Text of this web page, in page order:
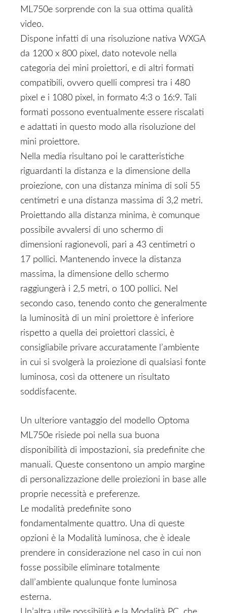
ML750e sorprende con la sua ottima qualità
video.
Dispone infatti di una risoluzione nativa WXGA
da 1200 x 800 pixel, dato notevole nella
categoria dei mini proiettori, e di altri formati
compatibili, ovvero quelli compresi tra i 480
pixel e i 1080 pixel, in formato 4:3 o 16:9. Tali
formati possono eventualmente essere riscalati
e adattati in questo modo alla risoluzione del
mini proiettore.
Nella media risultano poi le caratteristiche
riguardanti la distanza e la dimensione della
proiezione, con una distanza minima di soli 55
centimetri e una distanza massima di 3,2 metri.
Proiettando alla distanza minima, è comunque
possibile avvalersi di uno schermo di
dimensioni ragionevoli, pari a 43 centimetri o
17 pollici. Mantenendo invece la distanza
massima, la dimensione dello schermo
raggiungerà i 2,5 metri, o 100 pollici. Nel
secondo caso, tenendo conto che generalmente
la luminosità di un mini proiettore è inferiore
rispetto a quella dei proiettori classici, è
consigliabile privare accuratamente l’ambiente
in cui si svolgerà la proiezione di qualsiasi fonte
luminosa, così da ottenere un risultato
soddisfacente.
Un ulteriore vantaggio del modello Optoma
ML750e risiede poi nella sua buona
disponibilità di impostazioni, sia predefinite che
manuali. Queste consentono un ampio margine
di personalizzazione delle proiezioni in base alle
proprie necessità e preferenze.
Le modalità predefinite sono
fondamentalmente quattro. Una di queste
opzioni è la Modalità luminosa, che è ideale
prendere in considerazione nel caso in cui non
fosse possibile eliminare totalmente
dall’ambiente qualunque fonte luminosa
esterna.